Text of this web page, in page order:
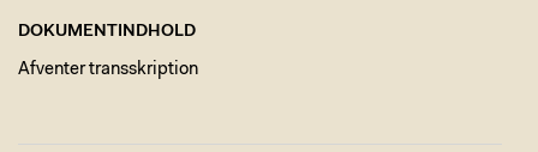
DOKUMENTINDHOLD
Afventer transskription